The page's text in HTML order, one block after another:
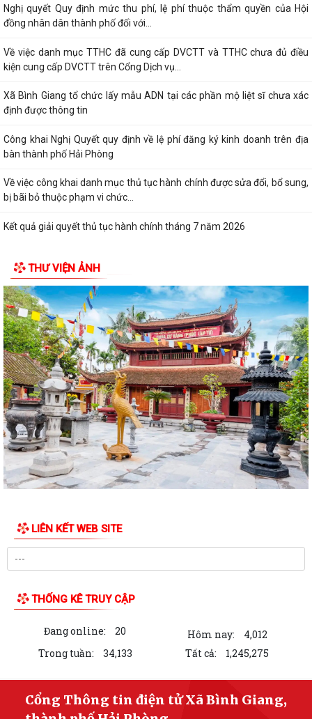
Nghị quyết Quy định mức thu phí, lệ phí thuộc thẩm quyền của Hội
đồng nhân dân thành phố đối với...
Về việc danh mục TTHC đã cung cấp DVCTT và TTHC chưa đủ điều
kiện cung cấp DVCTT trên Cổng Dịch vụ...
Xã Bình Giang tổ chức lấy mẫu ADN tại các phần mộ liệt sĩ chưa xác
định được thông tin
Công khai Nghị Quyết quy định về lệ phí đăng ký kinh doanh trên địa
bàn thành phố Hải Phòng
Về việc công khai danh mục thủ tục hành chính được sửa đổi, bổ sung,
bị bãi bỏ thuộc phạm vi chức...
Kết quả giải quyết thủ tục hành chính tháng 7 năm 2026
LƯỢNG THEO TIÊU CHUẨN QUỐC GIA TCVN...
UBND xã triển khai giải quyết chế độ chính sách đối với người hoạt
động không chuyên trách ở thôn
Nghị quyết Về việc quy định mức chi thăm chúc tết Nguyên đán, thăm
hỏi ốm đau, trợ cấp đối với một...
Bình Giang triển khai Kế hoạch lấy mẫu hài cốt liệt sĩ
Xã Bình Giang học tập nghị quyết Hôi nghị lần thứ ba Ban Chấp hành
Trung ương Đảng khóa XIV
Về việc phê duyệt quy trình nội bộ giải quyết thủ tục hành chính thuộc
phạm vi chức năng của Sở...
Quyết định Về việc kiện toàn Ban chỉ đạo áp dụng, duy trì, cải tiến và
công bố Hệ thống quản lý...
ĐỜI ĐỜI GHI NHỚ CÔNG ƠN CÁC ANH HÙNG LIỆT SĨ, THƯƠNG BINH,
BỆNH BINH VÀ NGƯỜI CÓ CÔNG VỚI CÁCH MẠNG
Về việc công khai danh mục thủ tục hành chính bị bãi bỏ thuộc phạm vi
chức năng của Sở Nông nghiệp...
"UỐNG NƯỚC NHỚ NGUỒN"
THƯ VIỆN ẢNH
LIÊN KẾT WEB SITE
THỐNG KÊ TRUY CẬP
Đang online: 20 Hôm nay:
4,012
Trong tuần:
34,133 Tất cả: 1,245,275
Cổng Thông tin điện tử Xã Bình Giang,